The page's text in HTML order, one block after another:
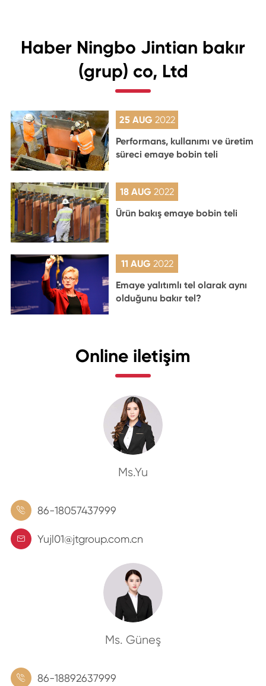
Haber Ningbo Jintian bakır
(grup) co, Ltd
25 AUG 2022
Performans, kullanımı ve üretim
süreci emaye bobin teli
18 AUG2022
Ürün bakış emaye bobin teli
11 AUG 2022
Emaye yalıtımlı tel olarak aynı
olduğunu bakır tel?
Online iletişim
Ms.Yu
 86-18057437999
 Yujl01@jtgroup.com.cn
Ms. Güneş
 86-18892637999